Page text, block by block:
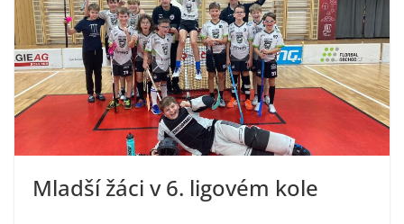
Mladší žáci v 6. ligovém kole